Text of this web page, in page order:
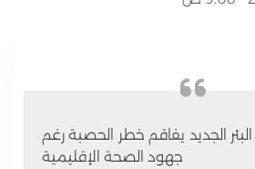
الجديد يفاقم خطر الحصبة رغم
جهود الصحة الإقليمية